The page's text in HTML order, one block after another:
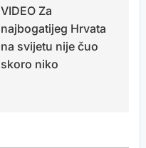
VIDEO Za
najbogatijeg Hrvata
na svijetu nije čuo
skoro niko